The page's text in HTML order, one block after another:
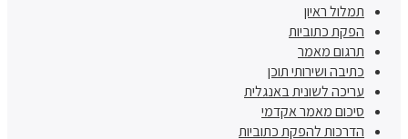
תמלול ראיון
הפקת כתוביות
תרגום מאמר
כתיבה ושירותי תוכן
עריכה לשונית באנגלית
סיכום מאמר אקדמי
הדרכות להפקת כתוביות